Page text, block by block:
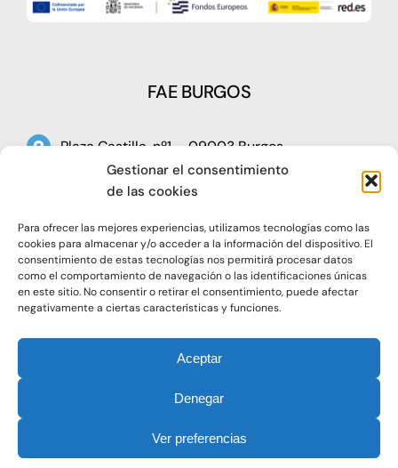
Gestionar el consentimiento
de las cookies
Para ofrecer las mejores experiencias, utilizamos tecnologías como las
cookies para almacenar y/o acceder a la información del dispositivo. El
consentimiento de estas tecnologías nos permitirá procesar datos
como el comportamiento de navegación o las identificaciones únicas
en este sitio. No consentir o retirar el consentimiento, puede afectar
negativamente a ciertas características y funciones.
Aceptar
Denegar
Ver preferencias
FAE BURGOS
Plaza Castilla, nº1 – 09003 Burgos
Telf: 947 266 142
oap@faeburgos.org
Política de Privacidad